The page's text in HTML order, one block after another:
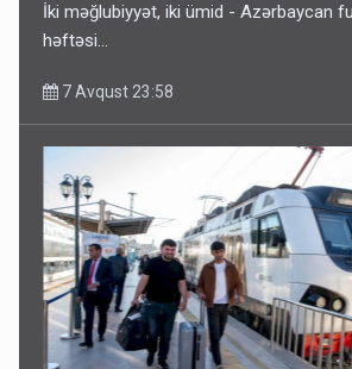
İki məğlubiyyət, iki ümid - Azərbaycan
həftəsi...
7 Avqust 23:58